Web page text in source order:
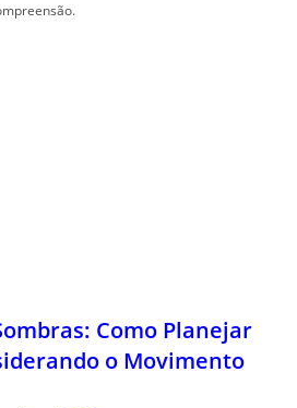
Como Planejar
o Movimento